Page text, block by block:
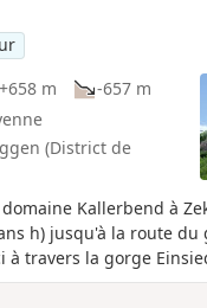
village fantôme de
son école-musée.Situé
de l'élite nazie
endommagé par
la Seconde
rasé par l'armée
guerre, au camp
depuis le retrait
belges, a été
+658 m
-657 m
(District de
Kallerbend à
h) jusqu'à la route du
à travers la gorge
points de vue sur la